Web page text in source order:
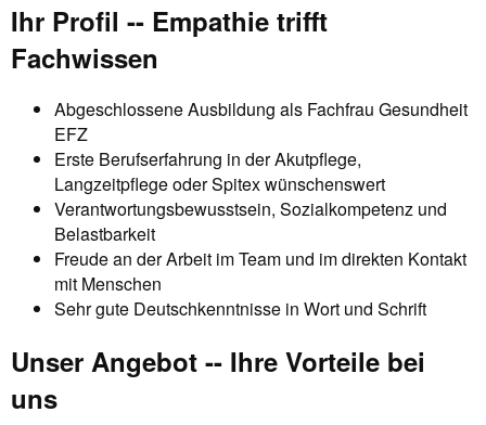
Ihr Profil -- Empathie trifft
Fachwissen
Abgeschlossene Ausbildung als Fachfrau Gesundheit
EFZ
Erste Berufserfahrung in der Akutpflege,
Langzeitpflege oder Spitex wünschenswert
Verantwortungsbewusstsein, Sozialkompetenz und
Belastbarkeit
Freude an der Arbeit im Team und im direkten Kontakt
mit Menschen
Sehr gute Deutschkenntnisse in Wort und Schrift
Unser Angebot -- Ihre Vorteile bei
uns